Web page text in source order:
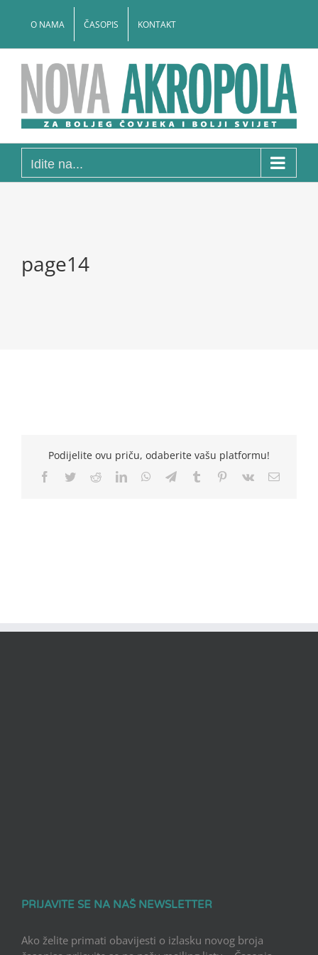
O NAMA ČASOPIS KONTAKT
Idite na...
page14
Podijelite ovu priču, odaberite vašu platformu!
Facebook
TwitterRedditLinkedInWhatsApp
TelegramTumblr Pinterest
Vk Email
PRIJAVITE SE NA NAŠ NEWSLETTER
Ako želite primati obavijesti o izlasku novog broja